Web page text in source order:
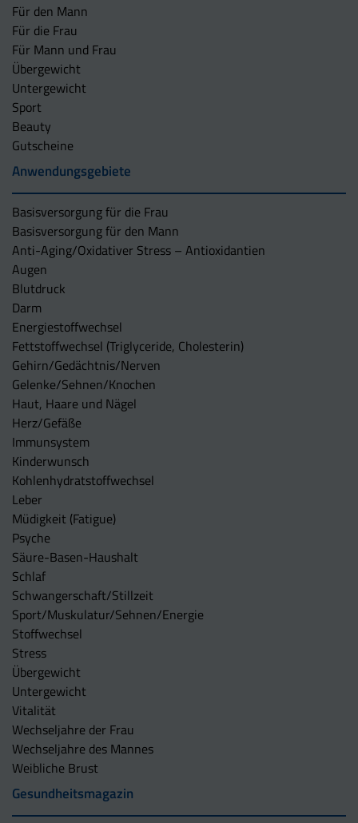
Für den Mann
Für die Frau
Für Mann und Frau
Übergewicht
Untergewicht
Sport
Beauty
Gutscheine
Anwendungsgebiete
Basisversorgung für die Frau
Basisversorgung für den Mann
Anti-Aging/Oxidativer Stress – Antioxidantien
Augen
Blutdruck
Darm
Energiestoffwechsel
Fettstoffwechsel (Triglyceride, Cholesterin)
Gehirn/Gedächtnis/Nerven
Gelenke/Sehnen/Knochen
Haut, Haare und Nägel
Herz/Gefäße
Immunsystem
Kinderwunsch
Kohlenhydratstoffwechsel
Leber
Müdigkeit (Fatigue)
Psyche
Säure-Basen-Haushalt
Schlaf
Schwangerschaft/Stillzeit
Sport/Muskulatur/Sehnen/Energie
Stoffwechsel
Stress
Übergewicht
Untergewicht
Vitalität
Wechseljahre der Frau
Wechseljahre des Mannes
Weibliche Brust
Gesundheitsmagazin